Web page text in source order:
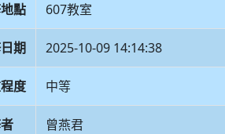
點 607教室
期 2025-10-09 14:14:38
度 中等
曾燕君